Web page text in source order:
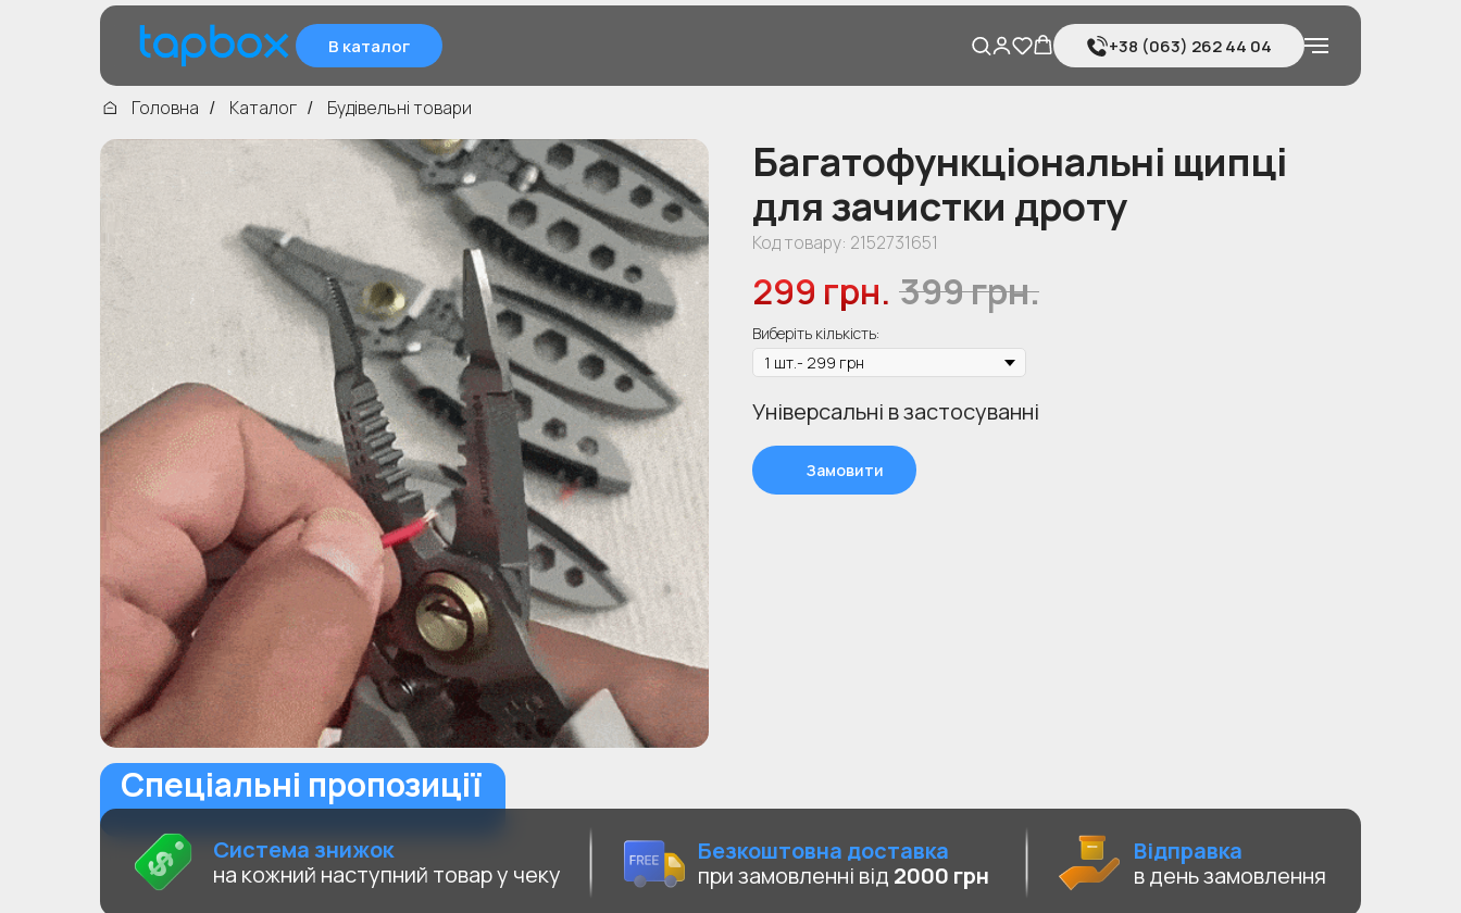
В каталог +38 (063) 262 44 04
Головна / Каталог / Будівельні товари
Багатофункціональні щипці
для зачистки дроту
Код товару: 2152731651
299 грн. 399грн.
Виберіть кількість:
Універсальні в застосуванні
Замовити
Відправка
в день замовлення
Безкоштовна доставка
при замовленні від 2000 грн
Система знижок
на кожний наступний товар у чеку
Спеціальні пропозиції